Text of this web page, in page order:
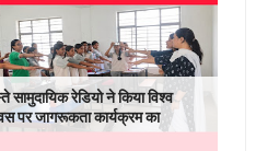
सामुदायिक रेडियो ने किया विश्व
पर जागरूकता कार्यक्रम का